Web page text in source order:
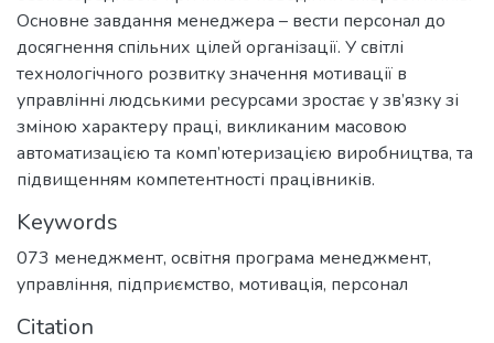
Основне завдання менеджера – вести персонал до
досягнення спільних цілей організації. У світлі
технологічного розвитку значення мотивації в
управлінні людськими ресурсами зростає у зв’язку зі
зміною характеру праці, викликаним масовою
автоматизацією та комп’ютеризацією виробництва, та
підвищенням компетентності працівників.
Keywords
073 менеджмент, освітня програма менеджмент,
управління, підприємство, мотивація, персонал
Citation